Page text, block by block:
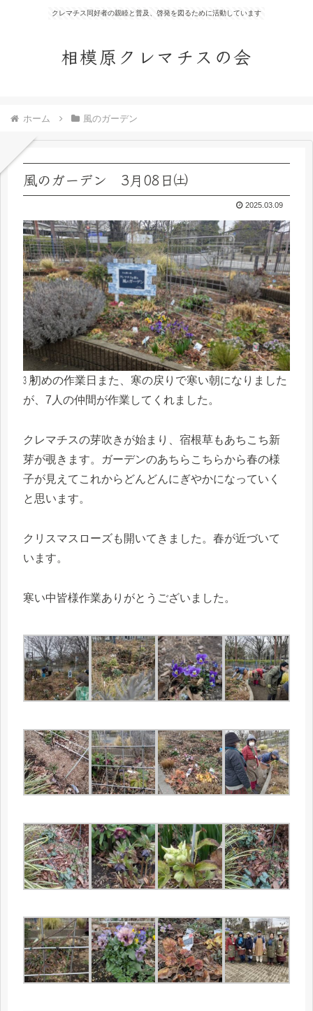
クレマチス同好者の親睦と普及、啓発を図るために活動しています
相模原クレマチスの会
ホーム 風のガーデン
風のガーデン 3月08日㈯
2025.03.09
㋂初めの作業日また、寒の戻りで寒い朝になりました
が、7人の仲間が作業してくれました。
クレマチスの芽吹きが始まり、宿根草もあちこち新
芽が覗きます。ガーデンのあちらこちらから春の様
子が見えてこれからどんどんにぎやかになっていく
と思います。
クリスマスローズも開いてきました。春が近づいて
います。
寒い中皆様作業ありがとうございました。